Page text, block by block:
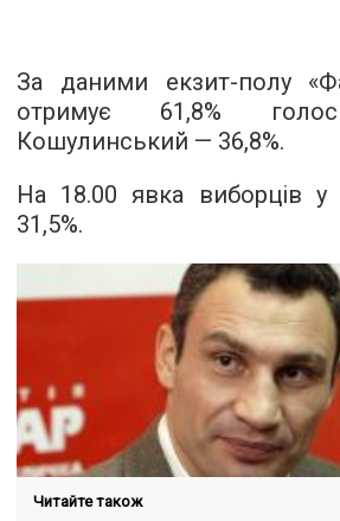
За даними екзит-полу
отримує 61,8%
Кошулинський — 36,8%.
На 18.00 явка виборців у
31,5%.
Читайте також